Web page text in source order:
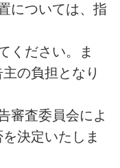
については、指
ください。ま
の負担となり
審査委員会によ
決定いたしま